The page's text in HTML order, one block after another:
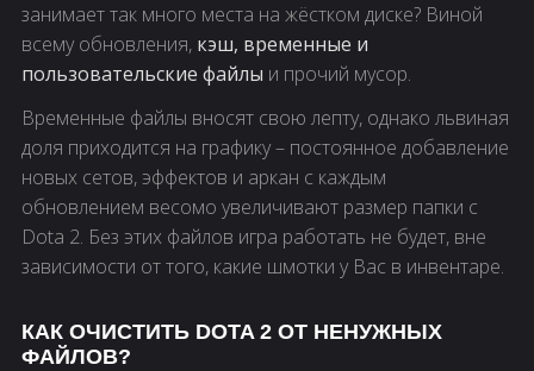
занимает так много места на жёстком диске? Виной
всему обновления, кэш, временные и
пользовательские файлы и прочий мусор.
Временные файлы вносят свою лепту, однако львиная
доля приходится на графику – постоянное добавление
новых сетов, эффектов и аркан с каждым
обновлением весомо увеличивают размер папки с
Dota 2. Без этих файлов игра работать не будет, вне
зависимости от того, какие шмотки у Вас в инвентаре.
КАК ОЧИСТИТЬ DOTA 2 ОТ НЕНУЖНЫХ
ФАЙЛОВ?